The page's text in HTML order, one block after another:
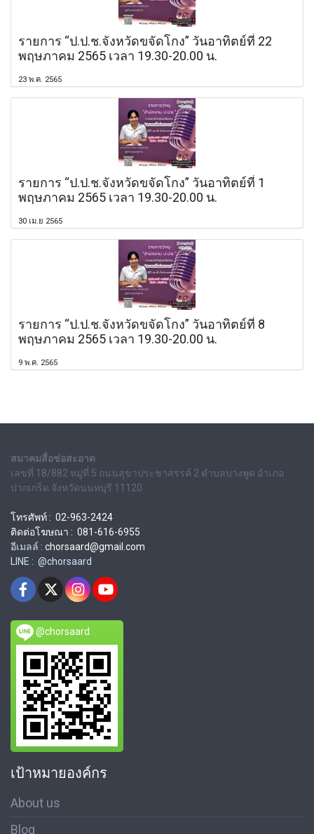
รายการ “ป.ป.ช.จังหวัดขจัดโกง” วันอาทิตย์ที่ 22
พฤษภาคม 2565 เวลา 19.30-20.00 น.
23 พ.ค. 2565
รายการ “ป.ป.ช.จังหวัดขจัดโกง” วันอาทิตย์ที่ 1
พฤษภาคม 2565 เวลา 19.30-20.00 น.
30 เม.ย 2565
รายการ “ป.ป.ช.จังหวัดขจัดโกง” วันอาทิตย์ที่ 8
พฤษภาคม 2565 เวลา 19.30-20.00 น.
9 พ.ค. 2565
สมาคมสื่อช่อสะอาด
เลขที่ 18/882 หมู่ที่ 5 ถนนสุขาประชาสรรค์ 2 ตำบลบางพูด อำเภอ
ปากเกร็ด จังหวัดนนทบุรี 11120
โทรศัพท์ : 02-963-2424
ติดต่อโฆษณา : 081-616-6955
อีเมลล์ : chorsaard@gmail.com
LINE : @chorsaard
@chorsaard
เป้าหมายองค์กร
About us
Blog